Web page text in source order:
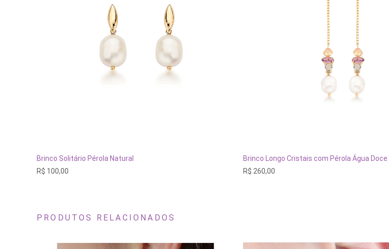
ADICIONAR AO CARRINHO
Brinco Solitário Pérola Natural
R$ 100,00
ADICIONAR AO CARRINHO
Brinco Longo Cristais com Pérola Água Doce
R$ 260,00
PRODUTOS RELACIONADOS